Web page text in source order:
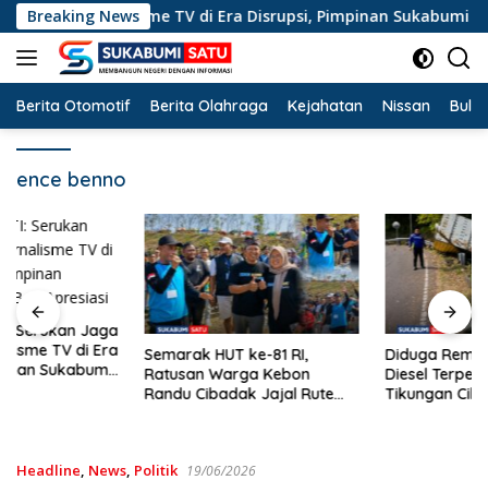
Langsung
ke
konten
Breaking News
Jurnalisme TV di Era Disrupsi, Pimpinan Sukabumi Satu
Berita Otomotif Berita Olahraga Kejahatan Nissan
ence benno
Semarak HUT ke-81 RI,
Ratusan Warga Kebon
Randu Cibadak Jajal Rute
Diduga Rem Blong, Truk Colt
Diesel Terperosok di Jalur
Tikungan Cikidang Sukabumi
Headline, News, Politik 19/06/2026